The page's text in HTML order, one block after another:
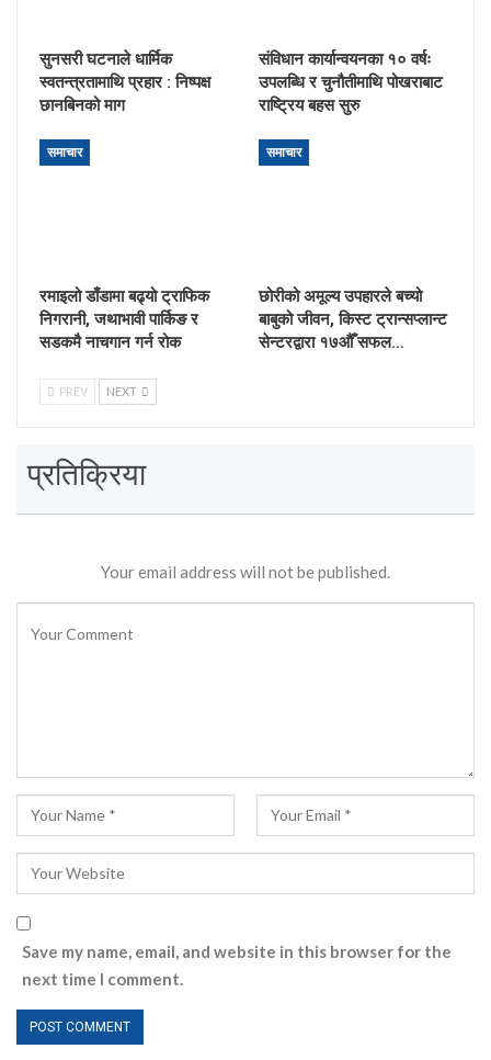
सुनसरी घटनाले धार्मिक
स्वतन्त्रतामाथि प्रहार : निष्पक्ष
छानबिनको माग
संविधान कार्यान्वयनका १० वर्षः
उपलब्धि र चुनौतीमाथि पोखराबाट
राष्ट्रिय बहस सुरु
समाचार
रमाइलो डाँडामा बढ्यो ट्राफिक
निगरानी, जथाभावी पार्किङ र
सडकमै नाचगान गर्न रोक
समाचार
छोरीको अमूल्य उपहारले बच्यो
बाबुको जीवन, किस्ट ट्रान्सप्लान्ट
सेन्टरद्वारा १७औँ सफल…
PREV NEXT
प्रतिक्रिया
Your email address will not be published.
Save my name, email, and website in this browser for the
next time I comment.